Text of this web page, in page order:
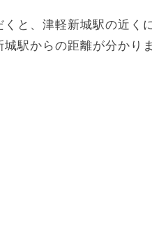
と、津軽新城駅の近く
駅からの距離が分かりま